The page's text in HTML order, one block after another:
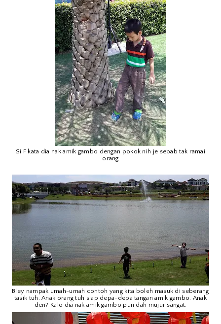
Si F kata dia nak amik gambo dengan pokok nih je sebab tak ramai
orang
Bley nampak umah-umah contoh yang kita boleh masuk di seberang
tasik tuh. Anak orang tuh siap depa-depa tangan amik gambo. Anak
den? Kalo dia nak amik gambo pun dah mujur sangat.